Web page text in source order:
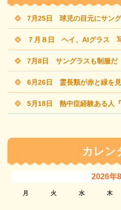
索
7月25日 球児の目元にサン
７月８日 ヘイ、AIグラス
7月8日 サングラスも制服だ
6月26日 霊長類が赤と緑を
5月18日 熱中症経験ある人『
カレン
2026年
月 火 水 木